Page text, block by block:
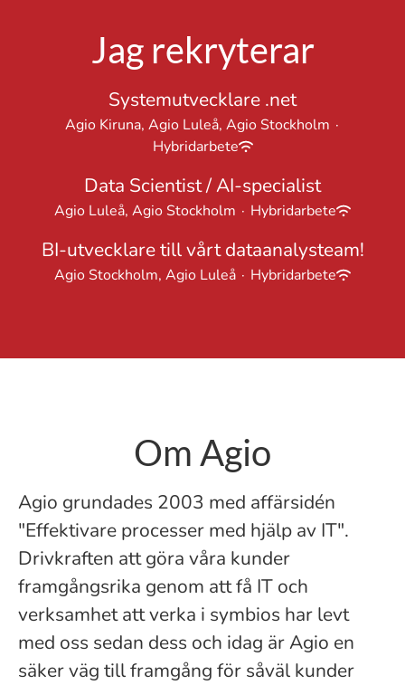
Jag rekryterar
Systemutvecklare .net
Agio Kiruna, Agio Luleå, Agio Stockholm ·
Hybridarbete
Data Scientist / AI-specialist
Agio Luleå, Agio Stockholm · Hybridarbete
BI-utvecklare till vårt dataanalysteam!
Agio Stockholm, Agio Luleå · Hybridarbete
Om Agio
Agio grundades 2003 med affärsidén
"Effektivare processer med hjälp av IT".
Drivkraften att göra våra kunder
framgångsrika genom att få IT och
verksamhet att verka i symbios har levt
med oss sedan dess och idag är Agio en
säker väg till framgång för såväl kunder